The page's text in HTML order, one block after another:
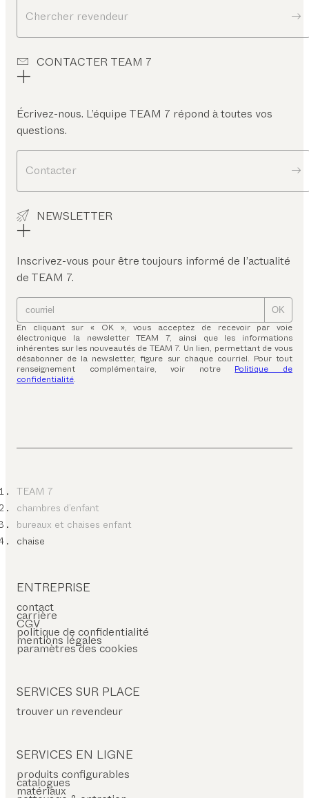
Chercher revendeur
CONTACTER TEAM 7
Écrivez-nous. L’équipe TEAM 7 répond à toutes vos
questions.
Contacter
NEWSLETTER
Inscrivez-vous pour être toujours informé de l’actualité
de TEAM 7.
OK
En cliquant sur « OK », vous acceptez de recevoir par voie
électronique la newsletter TEAM 7, ainsi que les informations
inhérentes sur les nouveautés de TEAM 7. Un lien, permettant de vous
désabonner de la newsletter, figure sur chaque courriel. Pour tout
renseignement complémentaire, voir notre Politique de
confidentialité.
TEAM 7
chambres d’enfant
bureaux et chaises enfant
chaise
ENTREPRISE
contact
carrière
CGV
politique de confidentialité
mentions légales
paramètres des cookies
SERVICES SUR PLACE
trouver un revendeur
SERVICES EN LIGNE
produits configurables
catalogues
matériaux